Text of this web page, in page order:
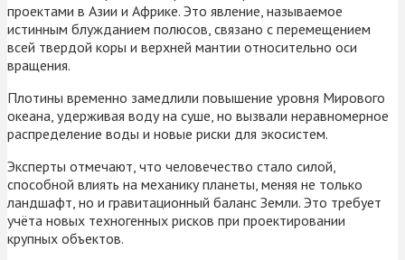
проектами в Азии и Африке. Это явление, называемое
истинным блужданием полюсов, связано с перемещением
всей твердой коры и верхней мантии относительно оси
вращения.
Плотины временно замедлили повышение уровня Мирового
океана, удерживая воду на суше, но вызвали неравномерное
распределение воды и новые риски для экосистем.
Эксперты отмечают, что человечество стало силой,
способной влиять на механику планеты, меняя не только
ландшафт, но и гравитационный баланс Земли. Это требует
учёта новых техногенных рисков при проектировании
крупных объектов.